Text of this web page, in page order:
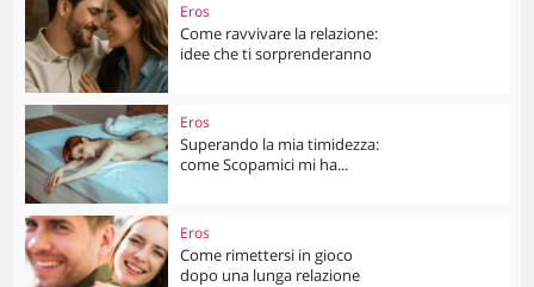
Eros
Come ravvivare la relazione:
idee che ti sorprenderanno
Eros
Superando la mia timidezza:
come Scopamici mi ha...
Eros
Come rimettersi in gioco
dopo una lunga relazione